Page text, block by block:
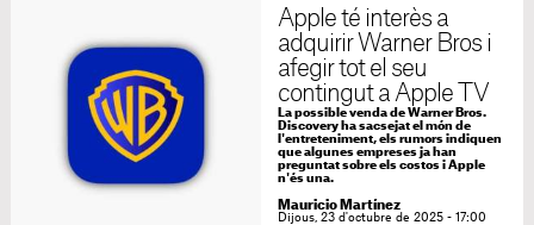
Apple té interès a
adquirir Warner Bros i
afegir tot el seu
contingut a Apple TV
La possible venda de Warner Bros.
Discovery ha sacsejat el món de
l'entreteniment, els rumors indiquen
que algunes empreses ja han
preguntat sobre els costos i Apple
n'és una.
Mauricio Martínez
Dijous, 23 d'octubre de 2025 - 17:00